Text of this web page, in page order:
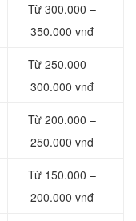
Từ 300.000 –
350.000 vnđ
Từ 250.000 –
300.000 vnđ
Từ 200.000 –
250.000 vnđ
Từ 150.000 –
200.000 vnđ